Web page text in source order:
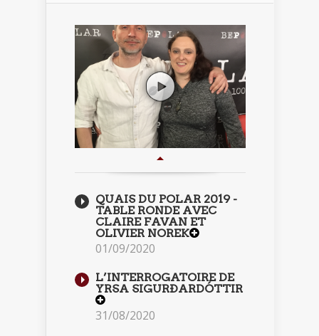
QUAIS DU POLAR 2019 -
TABLE RONDE AVEC
CLAIRE FAVAN ET
OLIVIER NOREK
01/09/2020
L’INTERROGATOIRE DE
YRSA SIGURÐARDÓTTIR
31/08/2020